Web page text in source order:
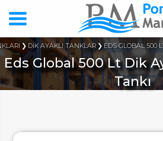
DİK AYAKLI TANKLAR EDS GLOBAL 500
Eds Global 500 Lt Dik
Tankı